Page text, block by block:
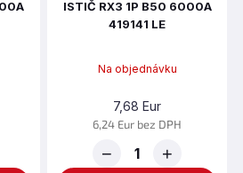
ISTIČ RX3 1P B50 6000A
419141 LE
Na objednávku
7,68 Eur
6,24 Eur bez DPH
− +